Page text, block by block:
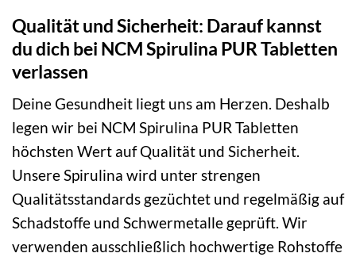
Qualität und Sicherheit: Darauf kannst
du dich bei NCM Spirulina PUR Tabletten
verlassen
Deine Gesundheit liegt uns am Herzen. Deshalb
legen wir bei NCM Spirulina PUR Tabletten
höchsten Wert auf Qualität und Sicherheit.
Unsere Spirulina wird unter strengen
Qualitätsstandards gezüchtet und regelmäßig auf
Schadstoffe und Schwermetalle geprüft. Wir
verwenden ausschließlich hochwertige Rohstoffe